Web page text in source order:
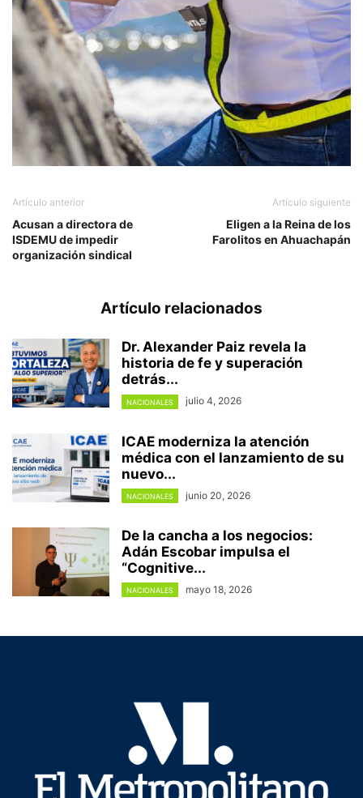
Artículo anterior
Acusan a directora de
ISDEMU de impedir
organización sindical
Artículo siguiente
Eligen a la Reina de los
Farolitos en Ahuachapán
Artículo relacionados
Dr. Alexander Paiz revela la
historia de fe y superación
detrás...
NACIONALES julio 4, 2026
ICAE moderniza la atención
médica con el lanzamiento de su
nuevo...
NACIONALES junio 20, 2026
De la cancha a los negocios:
Adán Escobar impulsa el
“Cognitive...
NACIONALES mayo 18, 2026